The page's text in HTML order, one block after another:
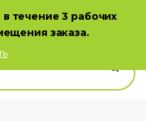
течение 3 рабочих
заказа.